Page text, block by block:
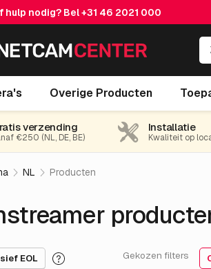
hulp nodig? Bel+31 46 2021 000
Overige Producten
verzending
€250 (NL, DE, BE)
Installatie
Kwaliteit op
NL Producten
EOL Gekozen filters